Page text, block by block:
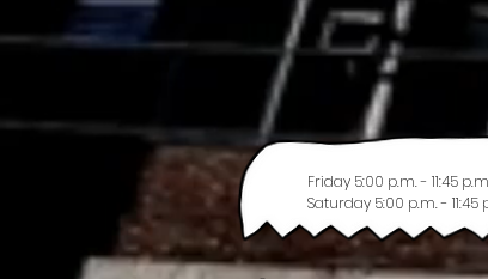
Friday 5:00 p.m. - 11:45
Saturday 5:00 p.m. - 11:45